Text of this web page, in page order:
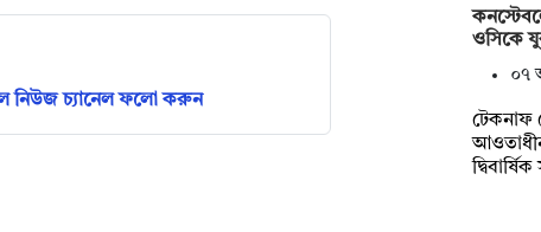
নিউজ চ্যানেল ফলো করুন
ওসিকে
০৭
টেকনাফ